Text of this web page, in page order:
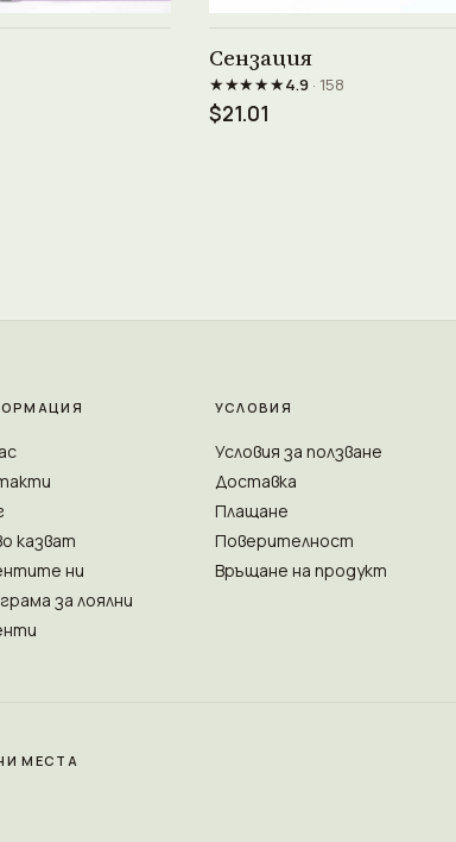
Сензация
★★★★★4.9· 158
$21.01
казват
ни
за лоялни
УСЛОВИЯ
Условия за ползване
Доставка
Плащане
Поверителност
Връщане на продукт
МЕСТА